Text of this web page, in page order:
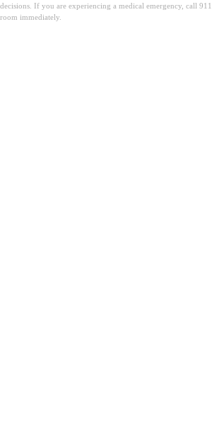
decisions. If you are experiencing a medical emergency, call
room immediately.